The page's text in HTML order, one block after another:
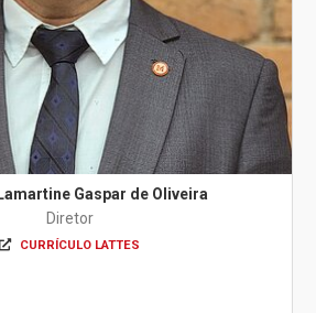
Gaspar de Oliveira
Diretor
CURRÍCULO LATTES